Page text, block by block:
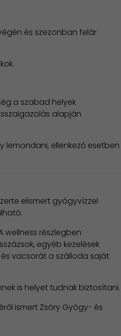
és szezonban felár
a szabad helyek
alapján
lemondani, ellenkező esetben
elismert gyógyvízzel
wellness részlegben
egyéb kezelések
vacsorát a szálloda saját
is helyet tudnak biztosítani.
ismert Zsóry Gyógy- és